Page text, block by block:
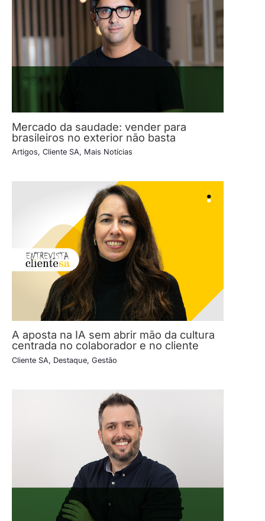
Mercado da saudade: vender para
brasileiros no exterior não basta
Artigos, Cliente SA, Mais Notícias
A aposta na IA sem abrir mão da cultura
centrada no colaborador e no cliente
Cliente SA, Destaque, Gestão